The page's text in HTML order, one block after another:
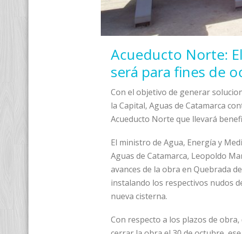
Acueducto Norte:
será para fines de
Con el objetivo de generar
la Capital, Aguas de Catamarca
Acueducto Norte que llevará
El ministro de Agua, Energía y
Aguas de Catamarca, Leopoldo
avances de la obra en Quebrada
instalando los respectivos nudos
nueva cisterna.
Con respecto a los plazos de